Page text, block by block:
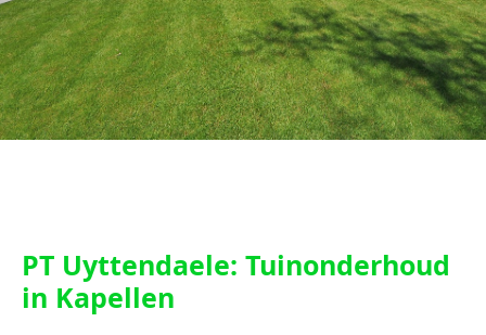
PT Uyttendaele: Tuinonderhoud
in Kapellen